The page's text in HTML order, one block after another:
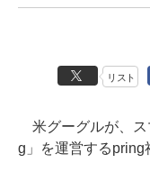
リスト
米グーグルが、ス
g」を運営するpring